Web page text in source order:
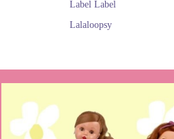
Label Label
Lalaloopsy